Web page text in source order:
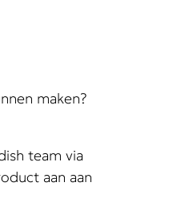
maken?
team via
aan aan